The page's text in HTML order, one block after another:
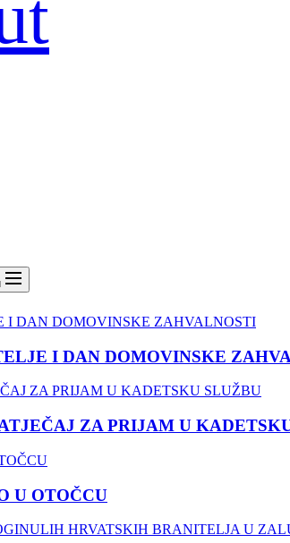
I DAN DOMOVINSKE
ZA PRIJAM U
U OTOČCU